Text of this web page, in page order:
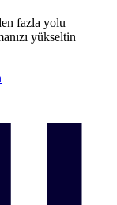
fazla yolu
yükseltin